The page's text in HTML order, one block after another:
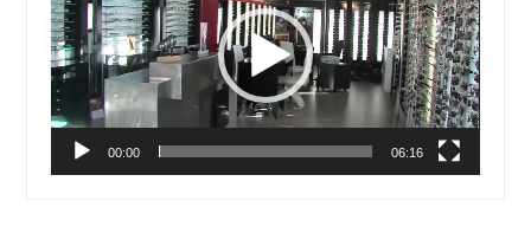
00:00 06:16